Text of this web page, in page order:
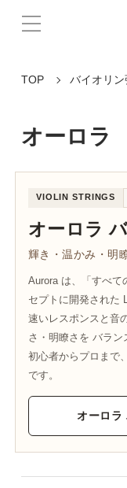
TOP バイオリン
オーロラ
VIOLIN STRINGS
オーロラ
輝き・温かみ・明
Aurora は、「すべて
セプトに開発された
速いレスポンスと音
さ・明瞭さを バラン
初心者からプロまで
です。
オーロラ